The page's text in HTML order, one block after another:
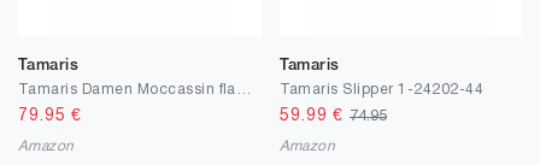
Tamaris
79.95 €
Amazon
Tamaris
Tamaris Slipper 1-24202-44
59.99 € 74.95
Amazon